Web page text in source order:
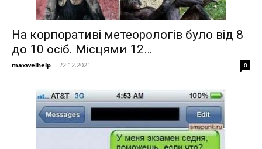
На корпоративі метеорологів було від 8
до 10 осіб. Місцями 12…
maxwelhelp - 22.12.2021 0